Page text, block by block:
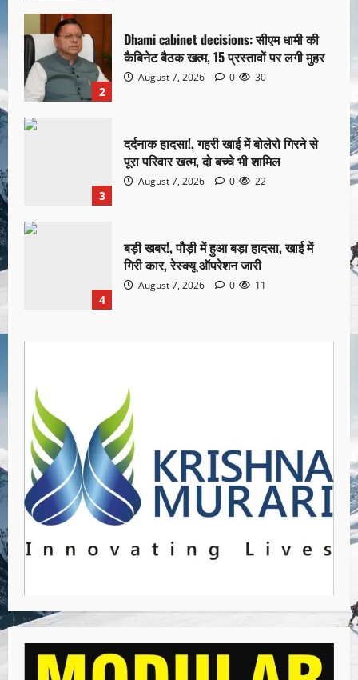
2
Dhami cabinet decisions: सीएम धामी की
कैबिनेट बैठक खत्म, 15 प्रस्तावों पर लगी मुहर
August 7, 2026 0 30
3
दर्दनाक हादसा!, गहरी खाई में बोलेरो गिरने से
पूरा परिवार खत्म, दो बच्चे भी शामिल
August 7, 2026 0 22
4
बड़ी खबर!, पौड़ी में हुआ बड़ा हादसा, खाई में
गिरी कार, रेस्क्यू ऑपरेशन जारी
August 7, 2026 0 11